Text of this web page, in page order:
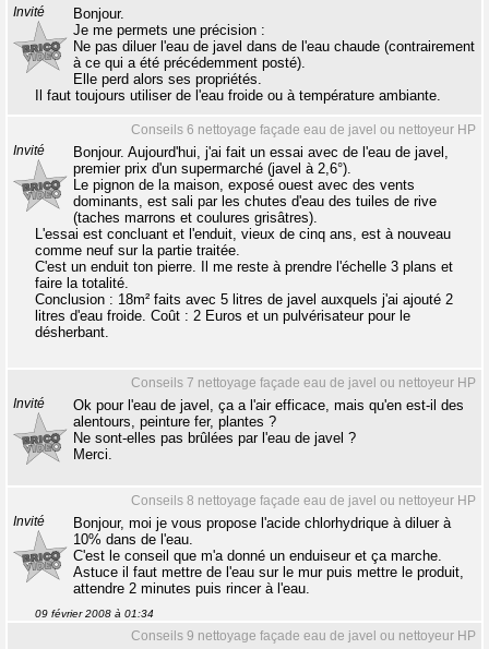
Invité
Bonjour.
Je me permets une précision :
Ne pas diluer l'eau de javel dans de l'eau chaude (contrairement
à ce qui a été précédemment posté).
Elle perd alors ses propriétés.
Il faut toujours utiliser de l'eau froide ou à température ambiante.
Conseils 6 nettoyage façade eau de javel ou nettoyeur HP
Invité
Bonjour. Aujourd'hui, j'ai fait un essai avec de l'eau de javel,
premier prix d'un supermarché (javel à 2,6°).
Le pignon de la maison, exposé ouest avec des vents
dominants, est sali par les chutes d'eau des tuiles de rive
(taches marrons et coulures grisâtres).
L'essai est concluant et l'enduit, vieux de cinq ans, est à nouveau
comme neuf sur la partie traitée.
C'est un enduit ton pierre. Il me reste à prendre l'échelle 3 plans et
faire la totalité.
Conclusion : 18m² faits avec 5 litres de javel auxquels j'ai ajouté 2
litres d'eau froide. Coût : 2 Euros et un pulvérisateur pour le
désherbant.
Conseils 7 nettoyage façade eau de javel ou nettoyeur HP
Invité
Ok pour l'eau de javel, ça a l'air efficace, mais qu'en est-il des
alentours, peinture fer, plantes ?
Ne sont-elles pas brûlées par l'eau de javel ?
Merci.
Conseils 8 nettoyage façade eau de javel ou nettoyeur HP
Invité
Bonjour, moi je vous propose l'acide chlorhydrique à diluer à
10% dans de l'eau.
C'est le conseil que m'a donné un enduiseur et ça marche.
Astuce il faut mettre de l'eau sur le mur puis mettre le produit,
attendre 2 minutes puis rincer à l'eau.
09 février 2008 à 01:34
Conseils 9 nettoyage façade eau de javel ou nettoyeur HP